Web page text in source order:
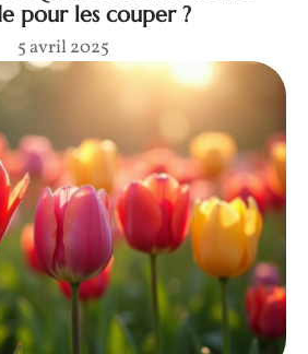
pour les couper ?
5 avril 2025